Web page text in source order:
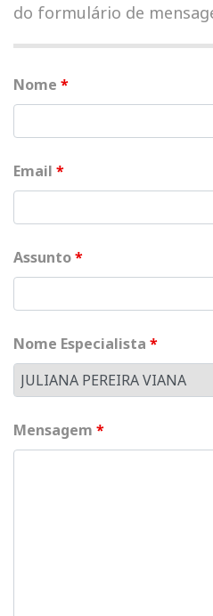
do formulário de
Nome *
Email *
Assunto*
Nome Especialista *
Mensagem *